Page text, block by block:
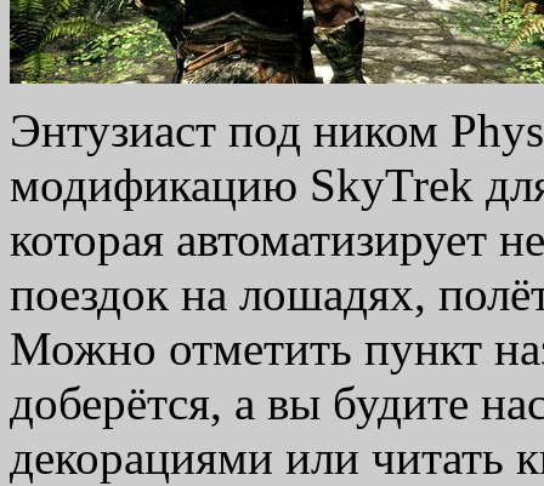
Энтузиаст под ником
модификацию SkyTrek
которая автоматизирует
поездок на лошадях,
Можно отметить пункт
доберётся, а вы будите
декорациями или читать